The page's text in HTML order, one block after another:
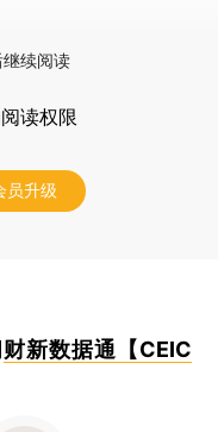
继续阅读
读权限
员升级
财新数据通【CEIC